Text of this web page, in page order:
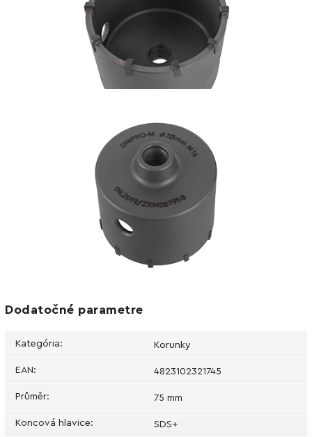
Dodatočné parametre
Kategória: Korunky
EAN: 4823102321745
Průměr: 75 mm
Koncová hlavice: SDS+